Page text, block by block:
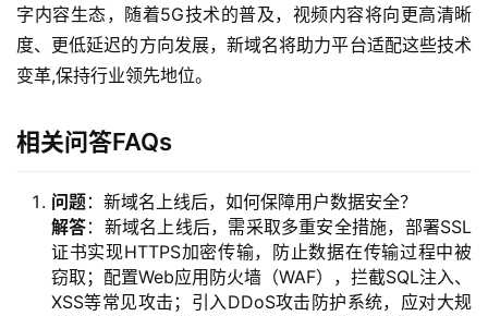
产
品
务
互
字内容生态，随着5G技术的普及，视频内容将向更高清晰
度、更低延迟的方向发展，新域名将助力平台适配这些技术
变革,保持行业领先地位。
相关问答FAQs
问题：新域名上线后，如何保障用户数据安全？
解答：新域名上线后，需采取多重安全措施，部署SSL
证书实现HTTPS加密传输，防止数据在传输过程中被
窃取；配置Web应用防火墙（WAF），拦截SQL注入、
XSS等常见攻击；引入DDoS攻击防护系统，应对大规